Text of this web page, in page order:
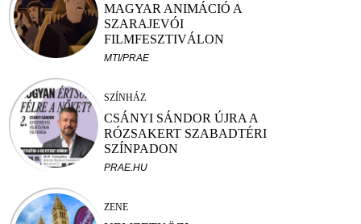
MAGYAR ANIMÁCIÓ A
SZARAJEVÓI
FILMFESZTIVÁLON
MTI/PRAE
SZÍNHÁZ
CSÁNYI SÁNDOR ÚJRA A
RÓZSAKERT SZABADTÉRI
SZÍNPADON
PRAE.HU
ZENE